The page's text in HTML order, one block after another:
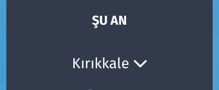
ŞU AN
Kırıkkale